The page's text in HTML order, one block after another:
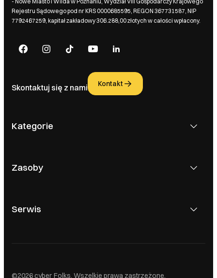
Rejestru Sądowego pod nr KRS 0000685595, REGON 367731587, NIP
7792467259, kapitał zakładowy 306.288,00 złotych w całości wpłacony.
Skontaktuj się z nami Kontakt
Kategorie
Zasoby
Serwis
©2026 cyber_Folks. Wszelkie prawa zastrzeżone.